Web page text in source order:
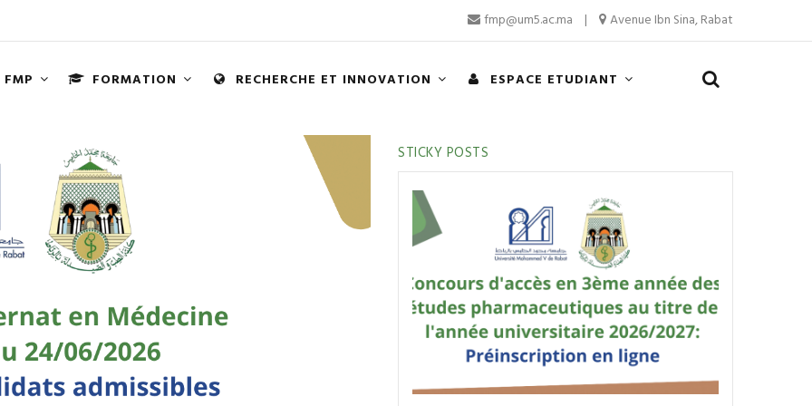
fmp@um5.ac.ma | Avenue Ibn Sina, Rabat
FMP FORMATION RECHERCHE ET INNOVATION ESPACE ETUDIANT
STICKY POSTS